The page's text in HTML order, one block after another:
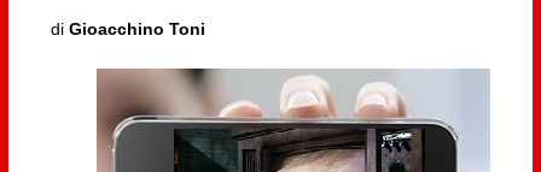
di Gioacchino Toni